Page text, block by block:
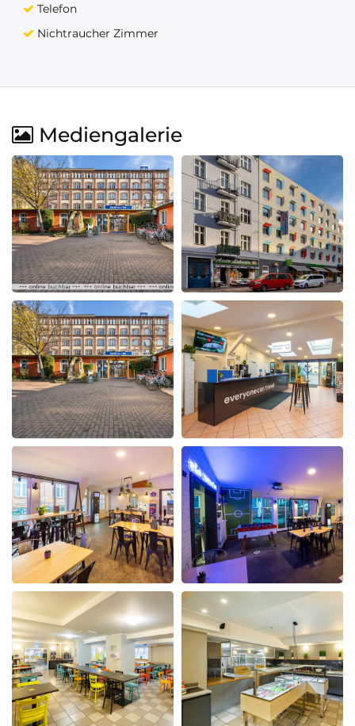
Telefon
Nichtraucher Zimmer
Mediengalerie